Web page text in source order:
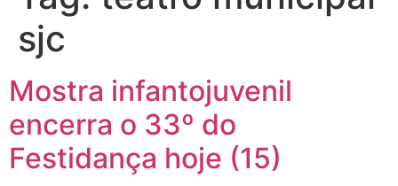
sjc
Mostra infantojuvenil
encerra o 33º do
Festidança hoje (15)